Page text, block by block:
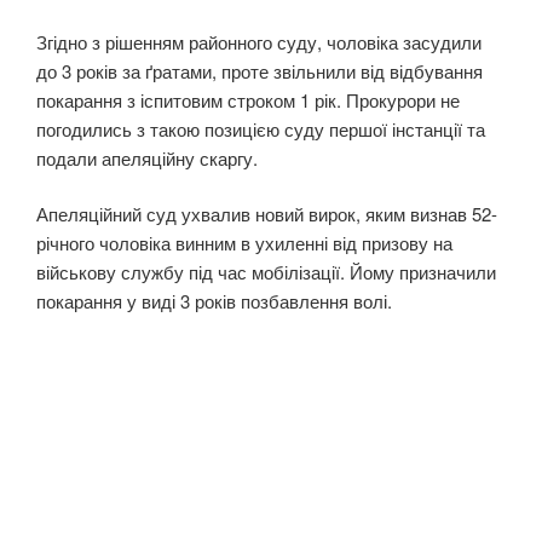
Згідно з рішенням районного суду, чоловіка засудили
до 3 років за ґратами, проте звільнили від відбування
покарання з іспитовим строком 1 рік. Прокурори не
погодились з такою позицією суду першої інстанції та
подали апеляційну скаргу.
Апеляційний суд ухвалив новий вирок, яким визнав 52-
річного чоловіка винним в ухиленні від призову на
військову службу під час мобілізації. Йому призначили
покарання у виді 3 років позбавлення волі.